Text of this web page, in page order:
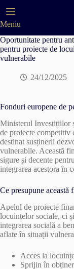
content
Meniu
Oportunitate pentru
pentru proiecte de
vulnerabile
24/12/2025
Fonduri europene de
Ministerul Investițiilor
de proiecte competitiv
destinat susținerii
vulnerabile. Această
sigure și decente
integrarea acestora în
Ce presupune această
Apelul de proiecte
locuințelor sociale, ci
integrarea socială a
aflate în situații
Acces la
Sprijin în